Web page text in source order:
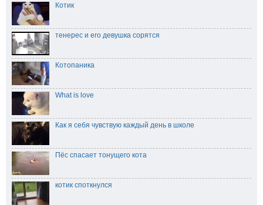
Котик
тенерес и его девушка сорятся
Котопаника
What is love
Как я себя чувствую каждый день в школе
Пёс спасает тонущего кота
котик споткнулся